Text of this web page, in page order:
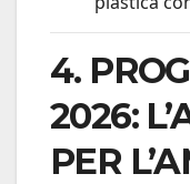
4.
2026:
PER